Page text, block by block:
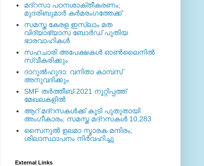
മദ്‌റസാ പഠനശാക്തീകരണം;
മുദരിബുമാര്‍ കര്‍മരംഗത്തേക്ക്
സമസ്ത കേരള ഇസ്ലാം മത
വിദ്യാഭ്യാസ ബോര്‍ഡ് പുതിയ
ഭാരവാഹികള്‍
സഹചാരി അപേക്ഷകൾ ഓൺലൈനിൽ
സ്വീകരിക്കും
ദാറുല്‍ഹുദാ: വനിതാ കാമ്പസ്
അനുവദിക്കും
SMF തര്‍ത്തീബ്-2021 നൂറ്റിപ്പത്ത്
മേഖലകളില്‍
ആറ് മദ്റസകള്‍ക്ക് കൂടി പുതുതായി
അംഗീകാരം; സമസ്ത മദ്റസകള്‍ 10,283
സൈനുല്‍ ഉലമാ സ്മാരക മന്ദിരം;
ശിലാസ്ഥാപനം നിര്‍വഹിച്ചു
External ‎Links